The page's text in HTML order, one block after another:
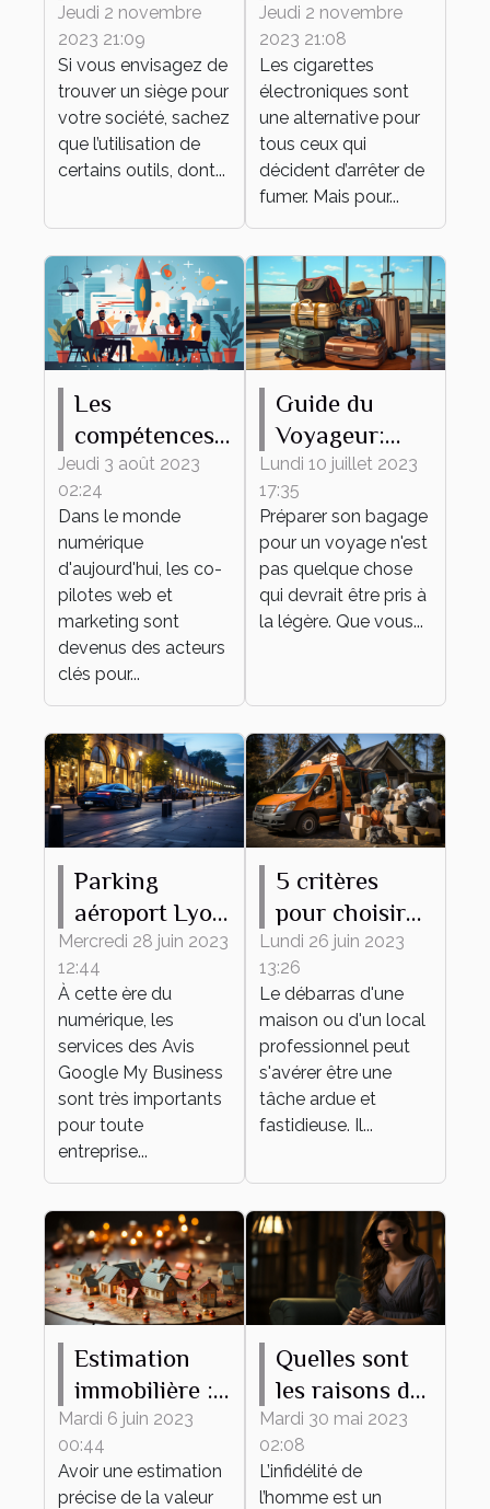
tampon d'une
société ?
Jeudi 2 novembre
2023 21:09
Si vous envisagez de
trouver un siège pour
votre société, sachez
que l’utilisation de
certains outils, dont...
premier e-
liquide ?
Jeudi 2 novembre
2023 21:08
Les cigarettes
électroniques sont
une alternative pour
tous ceux qui
décident d’arrêter de
fumer. Mais pour...
Les
compétences
clés d'un bon
co-pilote web
et marketing
Jeudi 3 août 2023
02:24
Dans le monde
numérique
d'aujourd'hui, les co-
pilotes web et
marketing sont
devenus des acteurs
clés pour...
Guide du
Voyageur:
Comment
Préparer son
Bagage
Lundi 10 juillet 2023
17:35
Préparer son bagage
pour un voyage n'est
pas quelque chose
qui devrait être pris à
la légère. Que vous...
Parking
aéroport Lyon
: comment
accroître sa
réputation
grâce aux
témoignages
des clients ?
Mercredi 28 juin 2023
12:44
À cette ère du
numérique, les
services des Avis
Google My Business
sont très importants
pour toute
entreprise...
5 critères
pour choisir
une entreprise
de débarras
Lundi 26 juin 2023
13:26
Le débarras d'une
maison ou d'un local
professionnel peut
s'avérer être une
tâche ardue et
fastidieuse. Il...
Estimation
immobilière :
ce qu’il faut
savoir
Mardi 6 juin 2023
00:44
Avoir une estimation
précise de la valeur
Quelles sont
les raisons de
l’infidélité de
l’homme dans
un couple ?
Mardi 30 mai 2023
02:08
L’infidélité de
l’homme est un